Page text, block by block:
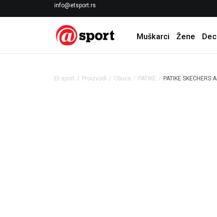
info@etsport.rs
LICENCIRANI CLEARANCE PARTNER ADIDAS
Muškarci Žene
Et sport Proizvodi Obuća PATIKE PATIKE SKECHERS